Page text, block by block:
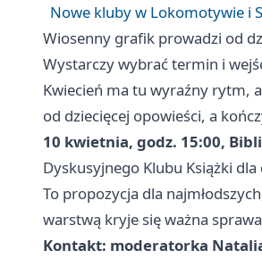
Nowe kluby w Lokomotywie i
Wiosenny grafik prowadzi od
Wystarczy wybrać termin i
Kwiecień ma tu wyraźny rytm,
od dziecięcej opowieści, a
10 kwietnia, godz. 15:00,
Dyskusyjnego Klubu Książki
To propozycja dla
warstwą kryje się ważna
Kontakt: moderatorka